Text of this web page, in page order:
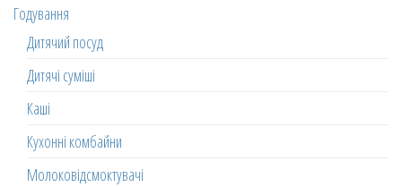
Годування
Дитячий посуд
Дитячі суміші
Каші
Кухонні комбайни
Молоковідсмоктувачі